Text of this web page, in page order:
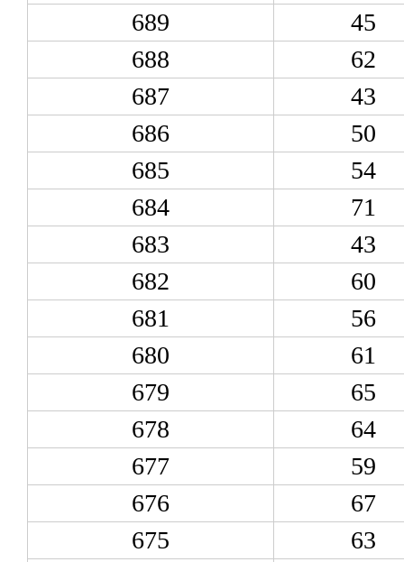
689
45
688
62
687
43
686
50
685
54
684
71
683
43
682
60
681
56
680
61
679
65
678
64
677
59
676
67
675
63